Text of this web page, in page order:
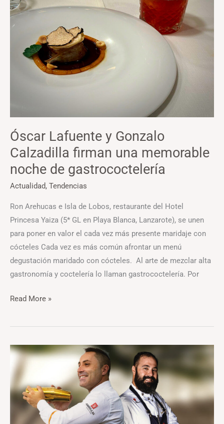
Óscar Lafuente y Gonzalo
Calzadilla firman una memorable
noche de gastrococtelería
Actualidad, Tendencias
Ron Arehucas e Isla de Lobos, restaurante del Hotel
Princesa Yaiza (5* GL en Playa Blanca, Lanzarote), se unen
para poner en valor el cada vez más presente maridaje con
cócteles Cada vez es más común afrontar un menú
degustación maridado con cócteles. Al arte de mezclar alta
gastronomía y coctelería lo llaman gastrococtelería. Por
Gonzalo
Calzadilla
memorable
Read More »
Isla
de
Lobos
y
Arehucas